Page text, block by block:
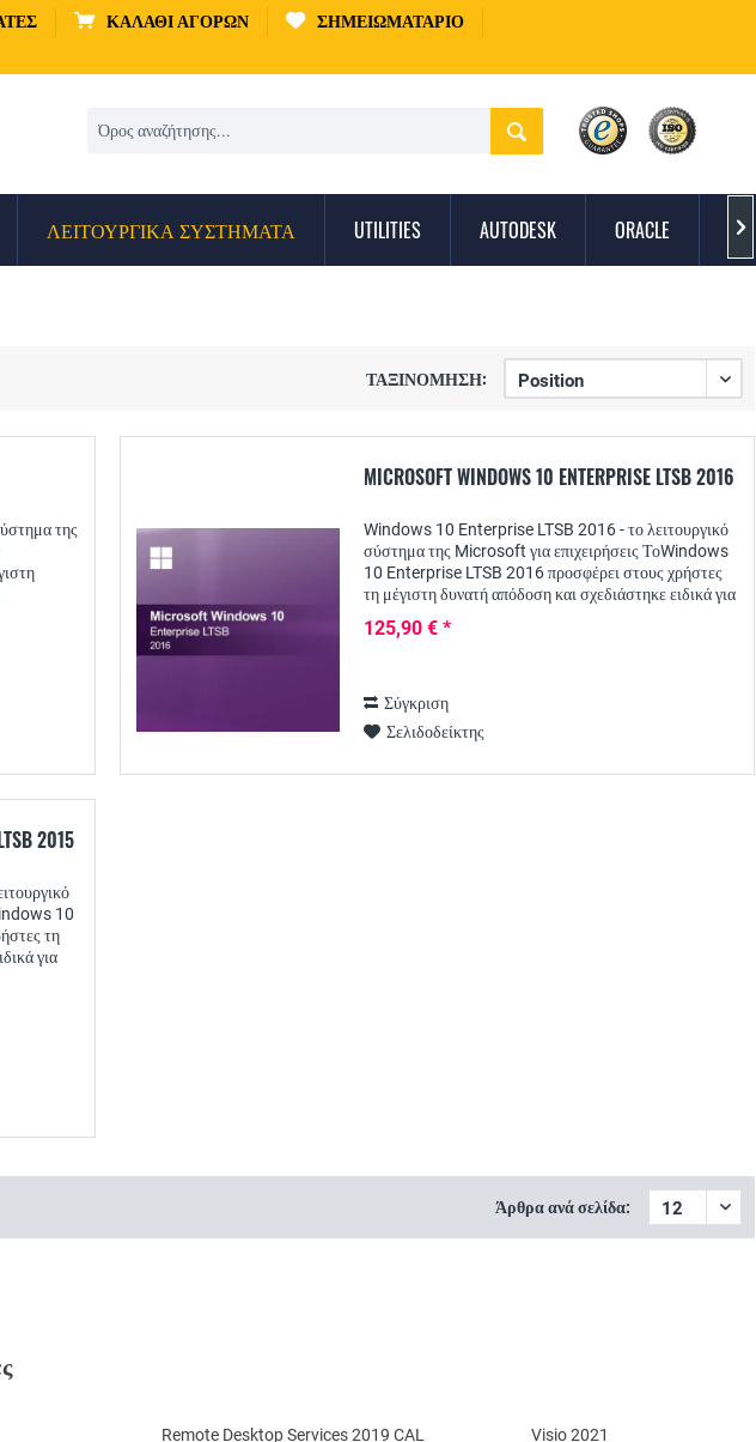
ΚΑΛΆΘΙ ΑΓΟΡΏΝ
ΣΗΜΕΙΩΜΑΤΆΡΙΟ
ΛΕΙΤΟΥΡΓΙΚΆ ΣΥΣΤΉΜΑΤΑ UTILITIES AUTODESK ORACLE 
ΤΑΞΙΝΌΜΗΣΗ:
της
MICROSOFT WINDOWS 10 ENTERPRISE LTSB 2016
Windows 10 Enterprise LTSB 2016 - το λειτουργικό
σύστημα της Microsoft για επιχειρήσεις ΤοWindows
10 Enterprise LTSB 2016 προσφέρει στους χρήστες
τη μέγιστη δυνατή απόδοση και σχεδιάστηκε ειδικά για
125,90 € *
Σύγκριση
Σελιδοδείκτης
2015
10
τη
για
Άρθρα ανά σελίδα:
Remote Desktop Services 2019 CAL
Visio 2021